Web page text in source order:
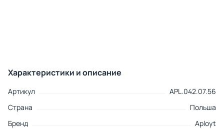
Характеристики и описание
Артикул
APL.042.07.56
Страна
Польша
Бренд
Aployt